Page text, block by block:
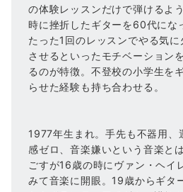
の体験レッスンだけで弾けるよ
時に挫折したギターを60代にな
たった1回のレッスンでやる気
させるといったモチベーション
るのが特徴。不登校の小学生を
らせた経験も持ち合わせる。
1977年生まれ。手先も不器用、
感ゼロ、音楽嫌いという音楽と
ごすが16歳の時にヴァン・ヘイ
みて音楽に開眼。19歳からギタ